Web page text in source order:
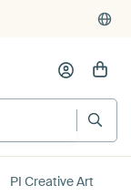
PI Creative Art